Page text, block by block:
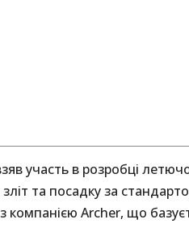
участь в розробці
та посадку за
компанією Archer, що